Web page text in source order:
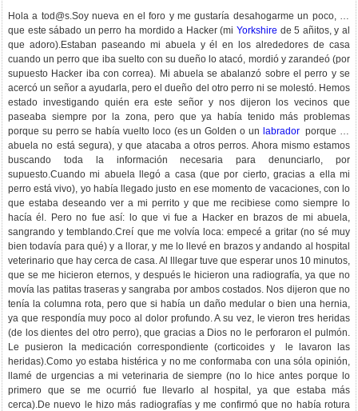
Hola a tod@s.Soynueva en el foro y me gustaría desahogarme un poco, ya
que este sábado un perro ha mordido a Hacker (mi Yorkshire de 5 añitos, y al
que adoro).Estaban paseando mi abuela y él en los alrededores de casa
cuando un perro que iba suelto con su dueño lo atacó, mordió y zarandeó (por
supuesto Hacker iba con correa). Mi abuela se abalanzó sobre el perro y se
acercó un señor a ayudarla, pero el dueño del otro perro ni se molestó. Hemos
estado investigando quién era este señor y nos dijeron los vecinos que
paseaba siempre por la zona, pero que ya había tenido más problemas
porque su perro se había vuelto loco (es un Golden o un labradorporque mi
abuela no está segura), y que atacaba a otros perros. Ahora mismo estamos
buscando toda la información necesaria para denunciarlo, por
supuesto.Cuando mi abuela llegó a casa (que por cierto, gracias a ella mi
perro está vivo), yo había llegado justo en ese momento de vacaciones, con lo
que estaba deseando ver a mi perrito y que me recibiese como siempre lo
hacía él. Pero no fue así: lo que vi fue a Hacker en brazos de mi abuela,
sangrando y temblando.Creí que me volvía loca: empecé a gritar (no sé muy
bien todavía para qué) y a llorar, y me lo llevé en brazos y andando al hospital
veterinario que hay cerca de casa. Al lllegar tuve que esperar unos 10 minutos,
que se me hicieron eternos, y después le hicieron una radiografía, ya que no
movía las patitas traseras y sangraba por ambos costados. Nos dijeron que no
tenía la columna rota, pero que si había un daño medular o bien una hernia,
ya que respondía muy poco al dolor profundo. A su vez, le vieron tres heridas
(de los dientes del otro perro), que gracias a Dios no le perforaron el pulmón.
Le pusieron la medicación correspondiente (corticoides y le lavaron las
heridas).Como yo estaba histérica y no me conformaba con una sóla opinión,
llamé de urgencias a mi veterinaria de siempre (no lo hice antes porque lo
primero que se me ocurrió fue llevarlo al hospital, ya que estaba más
cerca).De nuevo le hizo más radiografías y me confirmó que no había rotura